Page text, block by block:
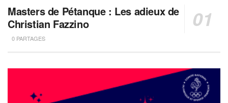
Masters de Pétanque : Les adieux de
Christian Fazzino
0 PARTAGES